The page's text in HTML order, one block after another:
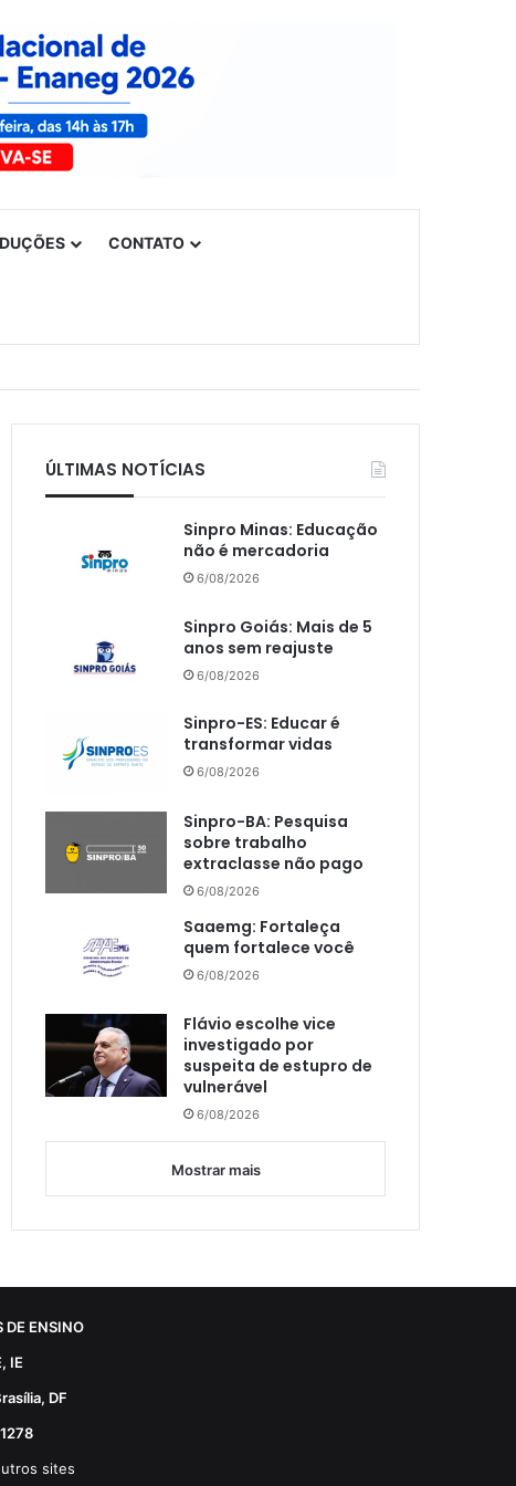
CONTATO
ÚLTIMAS NOTÍCIAS
Sinpro Minas: Educação
não é mercadoria
6/08/2026
Sinpro Goiás: Mais de 5
anos sem reajuste
6/08/2026
Sinpro-ES: Educar é
transformar vidas
6/08/2026
Sinpro-BA: Pesquisa
sobre trabalho
extraclasse não pago
6/08/2026
Saaemg: Fortaleça
quem fortalece você
6/08/2026
Flávio escolhe vice
investigado por
suspeita de estupro de
vulnerável
6/08/2026
Mostrar mais
DE ENSINO
IE
DF
sites